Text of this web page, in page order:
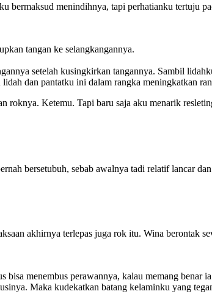
menindihnya, tapi perhatianku tertuju
tangan ke selangkangannya.
setelah kusingkirkan tangannya. Sambil
dan pantatku ini dalam rangka meningkatkan
roknya. Ketemu. Tapi baru saja aku menarik
bersetubuh, sebab awalnya tadi relatif lancar
akhirnya terlepas juga rok itu. Wina berontak
menembus perawannya, kalau memang benar
Maka kudekatkan batang kelaminku yang